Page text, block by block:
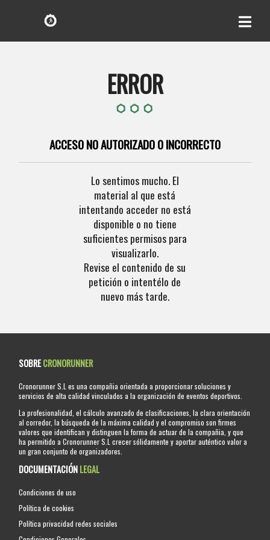
ERROR
ACCESO NO AUTORIZADO O INCORRECTO
Lo sentimos mucho. El
material al que está
intentando acceder no está
disponible o no tiene
suficientes permisos para
visualizarlo.
Revise el contenido de su
petición o intentélo de
nuevo más tarde.
SOBRECRONORUNNER
Cronorunner S.L es una compañia orientada a proporcionar soluciones y
servicios de alta calidad vinculados a la organización de eventos deportivos.
La profesionalidad, el cálculo avanzado de clasificaciones, la clara orientación
al corredor, la búsqueda de la máxima calidad y el compromiso son firmes
valores que identifican y distinguen la forma de actuar de la compañia, y que
ha permitido a Cronorunner S.L crecer sólidamente y aportar auténtico valor a
un gran conjunto de organizadores.
DOCUMENTACIÓNLEGAL
Condiciones de uso
Política de cookies
Política privacidad redes sociales